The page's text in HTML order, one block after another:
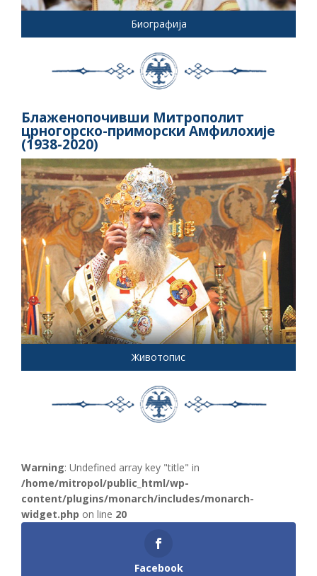
Биографија
Блаженопочивши Митрополит
црногорско-приморски Амфилохије
(1938-2020)
Животопис
Warning: Undefined array key "title" in
/home/mitropol/public_html/wp-
content/plugins/monarch/includes/monarch-
widget.php on line 20
Facebook